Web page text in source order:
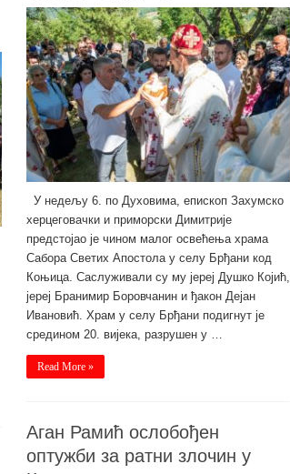
У недељу 6. по Духовима, епископ Захумско
херцеговачки и приморски Димитрије
предстојао је чином малог освећења храма
Сабора Светих Апостола у селу Брђани код
Коњица. Саслуживали су му јереј Душко Којић,
јереј Бранимир Боровчанин и ђакон Дејан
Ивановић. Храм у селу Брђани подигнут је
средином 20. вијека, разрушен у …
Read More »
Аган Рамић ослобођен
оптужби за ратни злочин у